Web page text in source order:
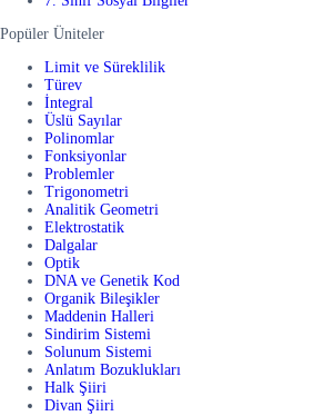
Popüler Üniteler
Limit ve Süreklilik
Türev
İntegral
Üslü Sayılar
Polinomlar
Fonksiyonlar
Problemler
Trigonometri
Analitik Geometri
Elektrostatik
Dalgalar
Optik
DNA ve Genetik Kod
Organik Bileşikler
Maddenin Halleri
Sindirim Sistemi
Solunum Sistemi
Anlatım Bozuklukları
Halk Şiiri
Divan Şiiri